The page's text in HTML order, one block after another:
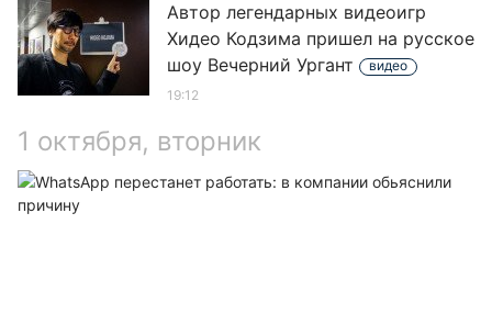
Автор легендарных видеоигр
Хидео Кодзима пришел на русское
шоу Вечерний Ургант
видео
19:12
1 октября, вторник